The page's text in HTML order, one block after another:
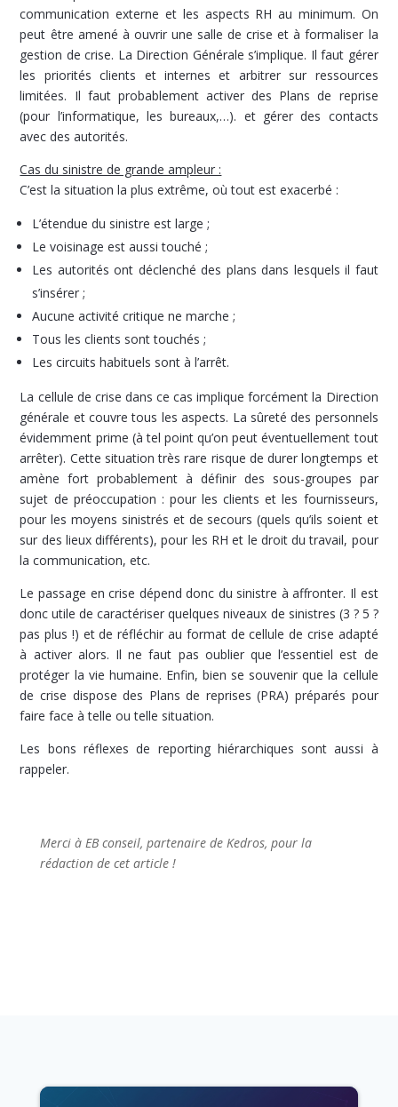
communication externe et les aspects RH au minimum. On
peut être amené à ouvrir une salle de crise et à formaliser la
gestion de crise. La Direction Générale s’implique. Il faut gérer
les priorités clients et internes et arbitrer sur ressources
limitées. Il faut probablement activer des Plans de reprise
(pour l’informatique, les bureaux,…). et gérer des contacts
avec des autorités.
Cas du sinistre de grande ampleur :
C’est la situation la plus extrême, où tout est exacerbé :
L’étendue du sinistre est large ;
Le voisinage est aussi touché ;
Les autorités ont déclenché des plans dans lesquels il faut
s’insérer ;
Aucune activité critique ne marche ;
Tous les clients sont touchés ;
Les circuits habituels sont à l’arrêt.
La cellule de crise dans ce cas implique forcément la Direction
générale et couvre tous les aspects. La sûreté des personnels
évidemment prime (à tel point qu’on peut éventuellement tout
arrêter). Cette situation très rare risque de durer longtemps et
amène fort probablement à définir des sous-groupes par
sujet de préoccupation : pour les clients et les fournisseurs,
pour les moyens sinistrés et de secours (quels qu’ils soient et
sur des lieux différents), pour les RH et le droit du travail, pour
la communication, etc.
Le passage en crise dépend donc du sinistre à affronter. Il est
donc utile de caractériser quelques niveaux de sinistres (3 ? 5 ?
pas plus !) et de réfléchir au format de cellule de crise adapté
à activer alors. Il ne faut pas oublier que l’essentiel est de
protéger la vie humaine. Enfin, bien se souvenir que la cellule
de crise dispose des Plans de reprises (PRA) préparés pour
faire face à telle ou telle situation.
Les bons réflexes de reporting hiérarchiques sont aussi à
rappeler.
Merci à EB conseil, partenaire de Kedros, pour la
rédaction de cet article !